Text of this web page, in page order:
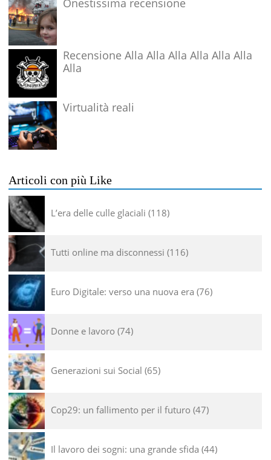
Onestissima recensione
Recensione Alla Alla Alla Alla Alla Alla
Alla
Virtualità reali
Articoli con più Like
L’era delle culle glaciali 118
Tutti online ma disconnessi 116
Euro Digitale: verso una nuova era 76
Donne e lavoro 74
Generazioni sui Social 65
Cop29: un fallimento per il futuro 47
Il lavoro dei sogni: una grande sfida 44